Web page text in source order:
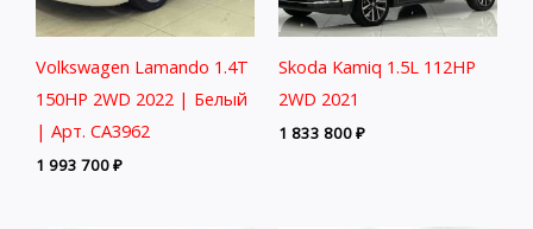
Volkswagen Lamando 1.4T
150HP 2WD 2022 | Белый
| Арт. CA3962
1 993 700₽
Skoda Kamiq 1.5L 112HP
2WD 2021
1 833 800₽